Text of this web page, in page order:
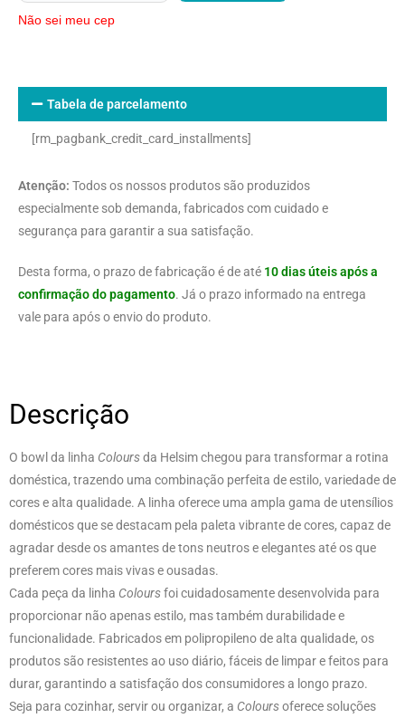
Não sei meu cep
Tabela de parcelamento
[rm_pagbank_credit_card_installments]
Atenção: Todos os nossos produtos são produzidos
especialmente sob demanda, fabricados com cuidado e
segurança para garantir a sua satisfação.
Desta forma, o prazo de fabricação é de até 10 dias úteis após a
confirmação do pagamento. Já o prazo informado na entrega
vale para após o envio do produto.
Descrição
O bowl da linha Coloursda Helsim chegou para transformar a rotina
doméstica, trazendo uma combinação perfeita de estilo, variedade de
cores e alta qualidade. A linha oferece uma ampla gama de utensílios
domésticos que se destacam pela paleta vibrante de cores, capaz de
agradar desde os amantes de tons neutros e elegantes até os que
preferem cores mais vivas e ousadas.
Cada peça da linha Coloursfoi cuidadosamente desenvolvida para
proporcionar não apenas estilo, mas também durabilidade e
funcionalidade. Fabricados em polipropileno de alta qualidade, os
produtos são resistentes ao uso diário, fáceis de limpar e feitos para
durar, garantindo a satisfação dos consumidores a longo prazo.
Seja para cozinhar, servir ou organizar, a Coloursoferece soluções